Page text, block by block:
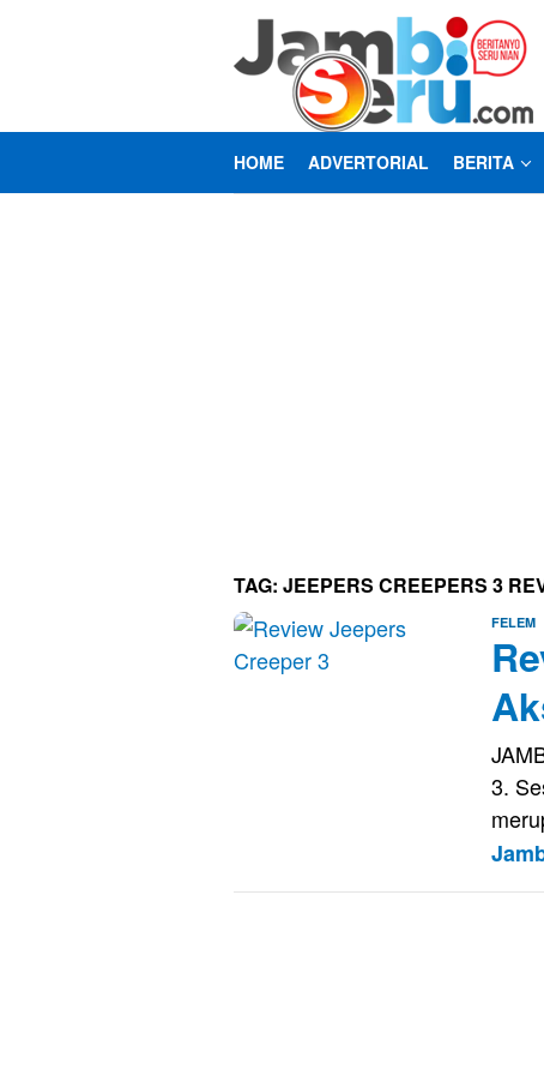
HOME ADVERTORIAL BERITA
TAG: JEEPERS CREEPERS 3
FELEM
3.